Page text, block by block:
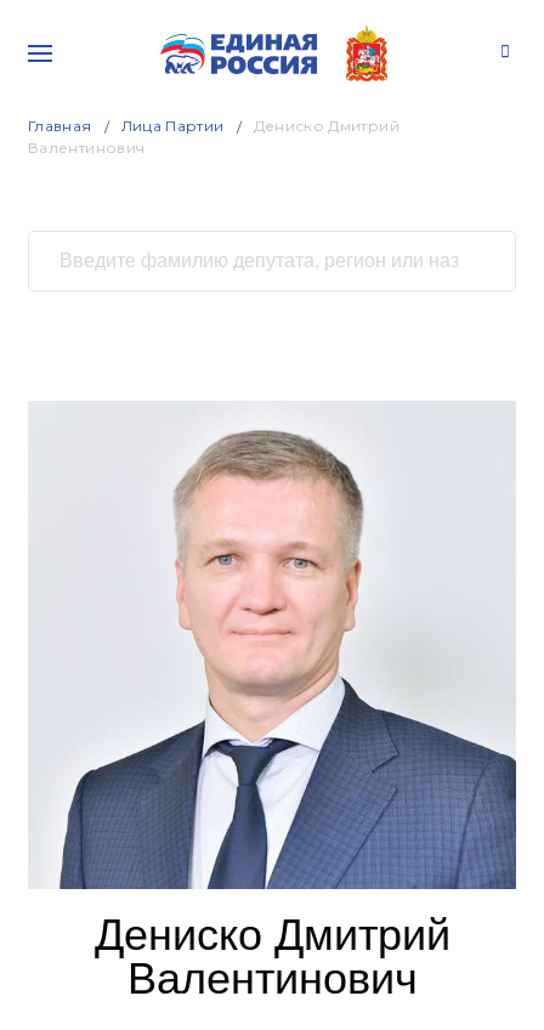
Главная Лица Партии
Дениско Дмитрий
Валентинович
Дениско Дмитрий
Валентинович